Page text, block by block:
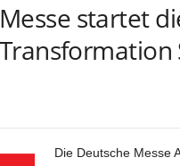
startet
Die Deutsche Messe